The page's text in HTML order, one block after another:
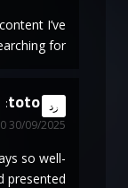
I’ve
for.
toto
says:
30/09/2025 at 21:30
رد
so well-
presented.